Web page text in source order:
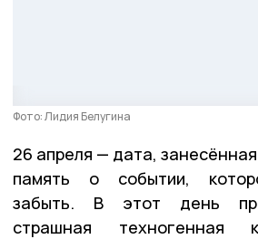
Фото: Лидия Белугина
26 апреля — дата,
память о событии,
забыть. В этот день
страшная техногенная